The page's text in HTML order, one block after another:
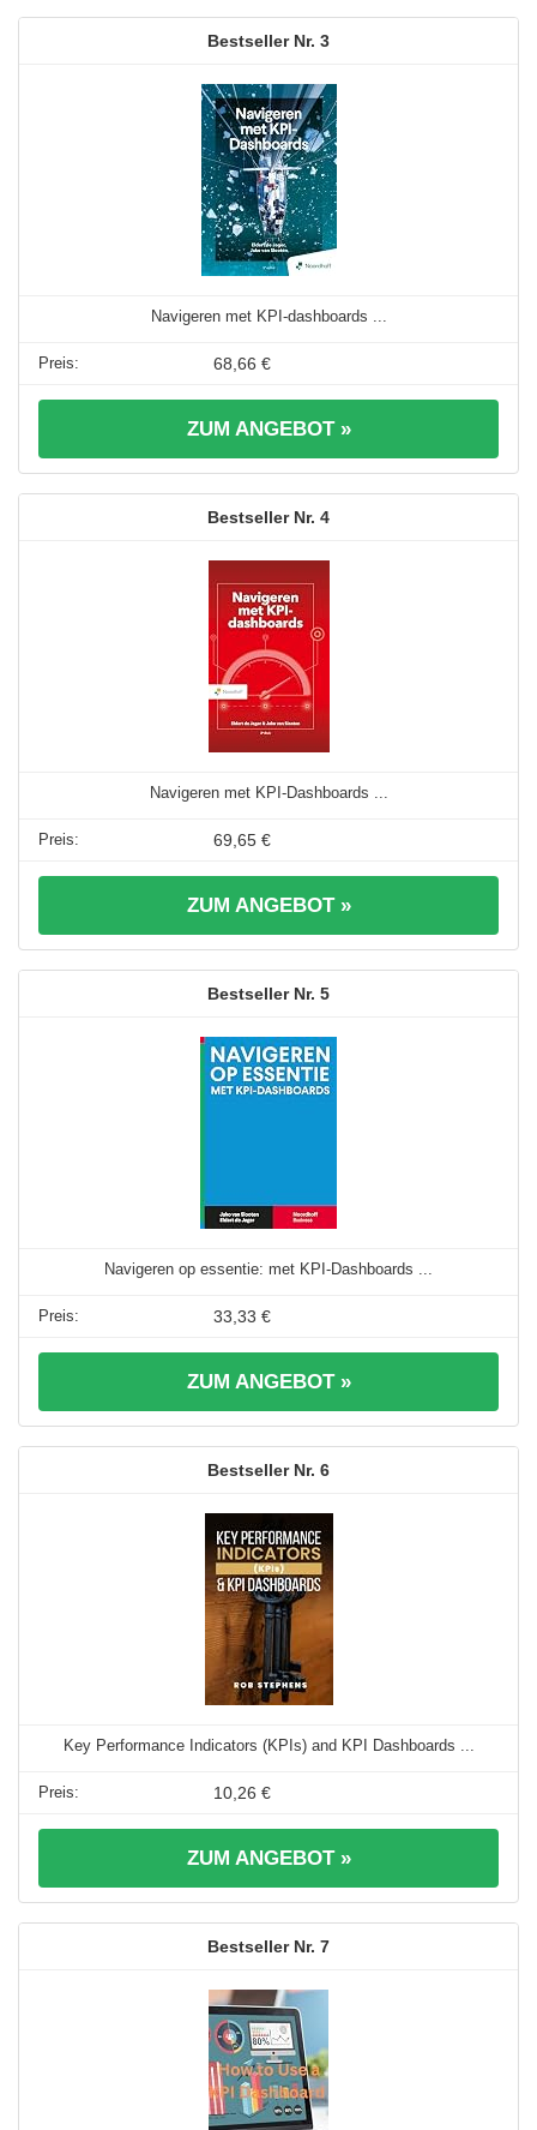
3
Navigeren met KPI-dashboards ...
68,66 €
ZUM ANGEBOT »
4
Navigeren met KPI-Dashboards ...
69,65 €
ZUM ANGEBOT »
5
Navigeren op essentie: met KPI-Dashboards ...
33,33 €
ZUM ANGEBOT »
6
Key Performance Indicators (KPIs) and KPI Dashboards ...
10,26 €
ZUM ANGEBOT »
7